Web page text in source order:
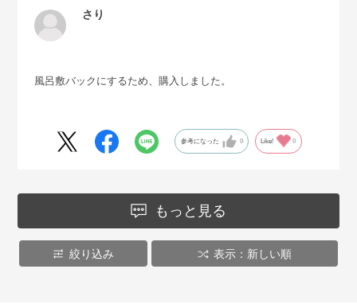
さり
風呂敷バックにするため、購入しました。
参考になった 0 Like! 0
もっと見る
絞り込み 表示：新しい順